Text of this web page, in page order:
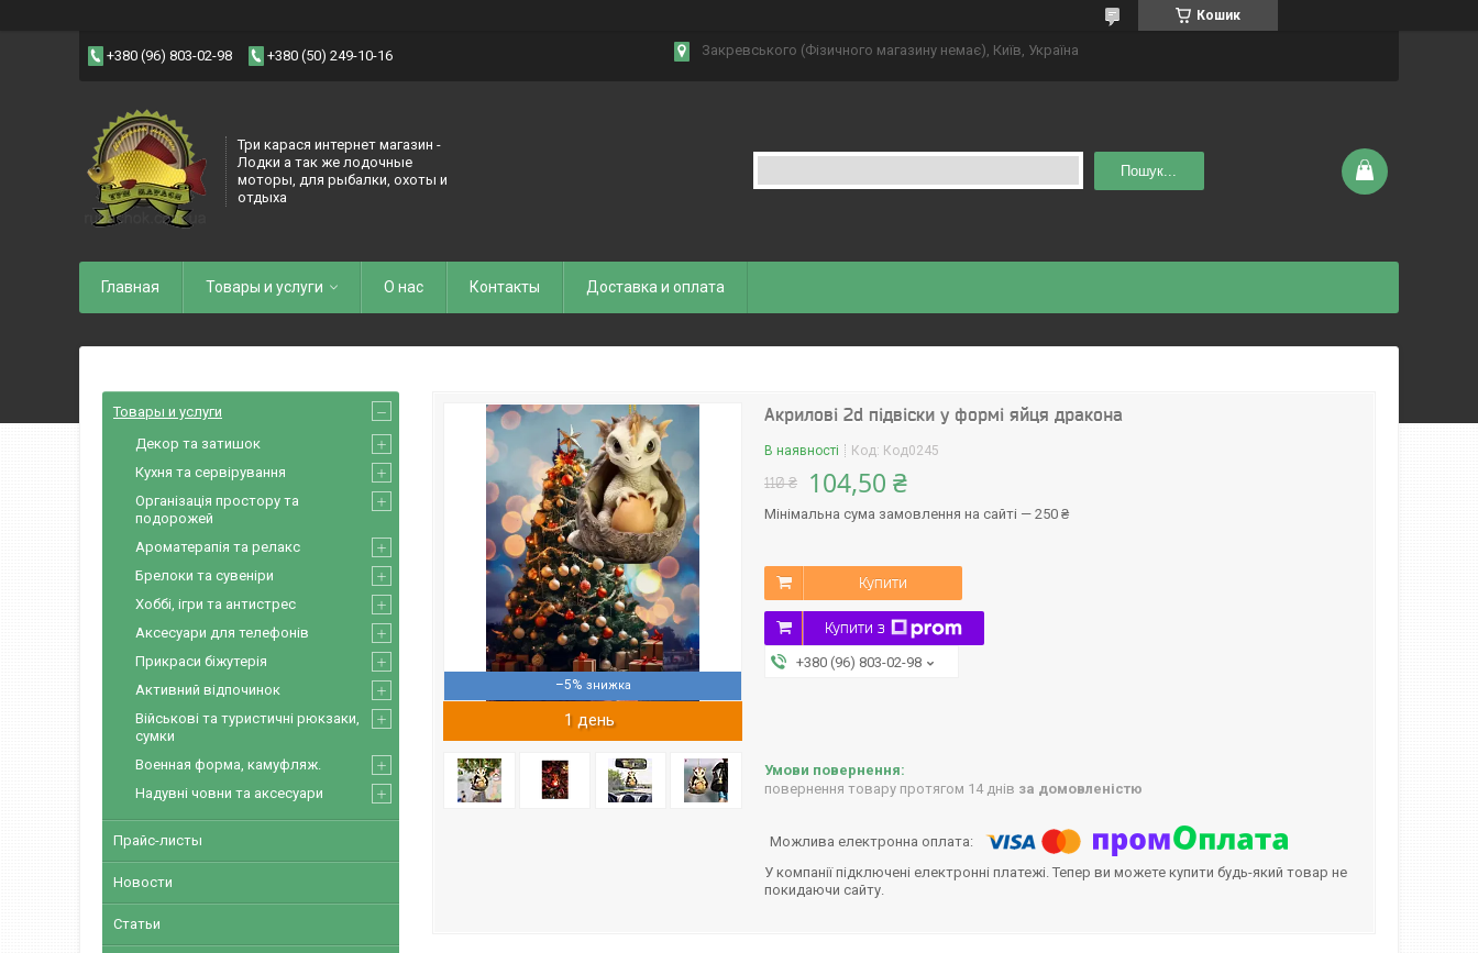
Кошик
+380 (96) 803-02-98 +380 (50) 249-10-16 Закревського (Фізичного магазину немає), Київ, Україна
Три карася интернет магазин -
Лодки а так же лодочные
моторы, для рыбалки, охоты и
отдыха
Пошук...
Главная Товары и услуги О нас Контакты Доставка и оплата
–5%
1 день
Акрилові 2d підвіски у формі яйця дракона
В наявності Код: Код0245
110 ₴ 104,50 ₴
Мінімальна сума замовлення на сайті — 250 ₴
Купити
Купити з
+380 (96) 803-02-98
повернення товару протягом 14 днів за домовленістю
У компанії підключені електронні платежі. Тепер ви можете купити будь-який товар не
покидаючи сайту.
Товары и услуги
Декор та затишок
Кухня та сервірування
Організація простору та
подорожей
Ароматерапія та релакс
Брелоки та сувеніри
Хоббі, ігри та антистрес
Аксесуари для телефонів
Прикраси біжутерія
Активний відпочинок
Військові та туристичні рюкзаки,
сумки
Военная форма, камуфляж.
Надувні човни та аксесуари
Прайс-листы
Новости
Статьи